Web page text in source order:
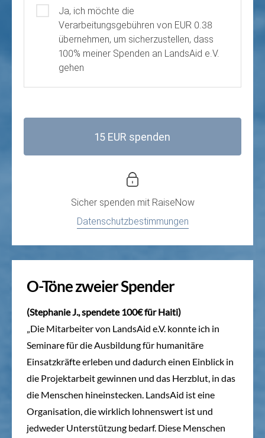
Ja, ich möchte die
Verarbeitungsgebühren von EUR 0.38
übernehmen, um sicherzustellen, dass
100% meiner Spenden an LandsAid e.V.
gehen
15 EUR spenden
Sicher spenden mit RaiseNow
Datenschutzbestimmungen
O-Töne zweier Spender
(Stephanie J., spendete 100€ für Haiti)
„Die Mitarbeiter von LandsAid e.V. konnte ich in
Seminare für die Ausbildung für humanitäre
Einsatzkräfte erleben und dadurch einen Einblick in
die Projektarbeit gewinnen und das Herzblut, in das
die Menschen hineinstecken. LandsAid ist eine
Organisation, die wirklich lohnenswert ist und
jedweder Unterstützung bedarf. Diese Menschen